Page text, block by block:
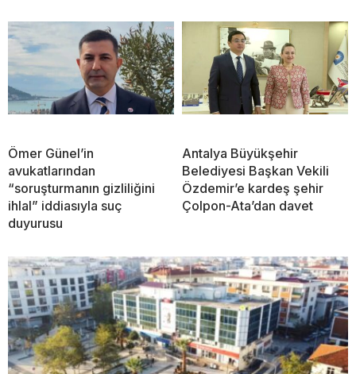
Ömer Günel’in
avukatlarından
“soruşturmanın gizliliğini
ihlal” iddiasıyla suç
duyurusu
Antalya Büyükşehir
Belediyesi Başkan Vekili
Özdemir’e kardeş şehir
Çolpon-Ata’dan davet